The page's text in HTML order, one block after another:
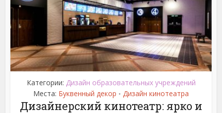
Категории: Дизайн образовательных учреждений
Места: Буквенный декор • Дизайн кинотеатра
Дизайнерский кинотеатр: ярко и